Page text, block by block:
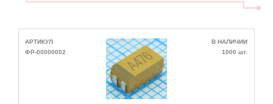
АРТИКУЛ
ФР-00000002
В НАЛИЧИИ
1000 шт.